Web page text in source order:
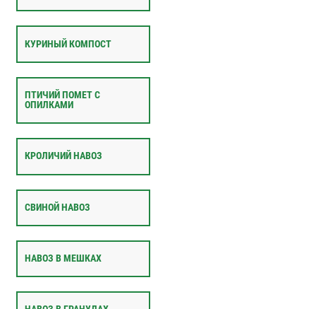
КУРИНЫЙ КОМПОСТ
ПТИЧИЙ ПОМЕТ С
ОПИЛКАМИ
КРОЛИЧИЙ НАВОЗ
СВИНОЙ НАВОЗ
НАВОЗ В МЕШКАХ